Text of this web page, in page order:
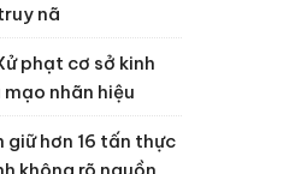
nã
phạt cơ sở kinh
nhãn hiệu
giữ hơn 16 tấn thực